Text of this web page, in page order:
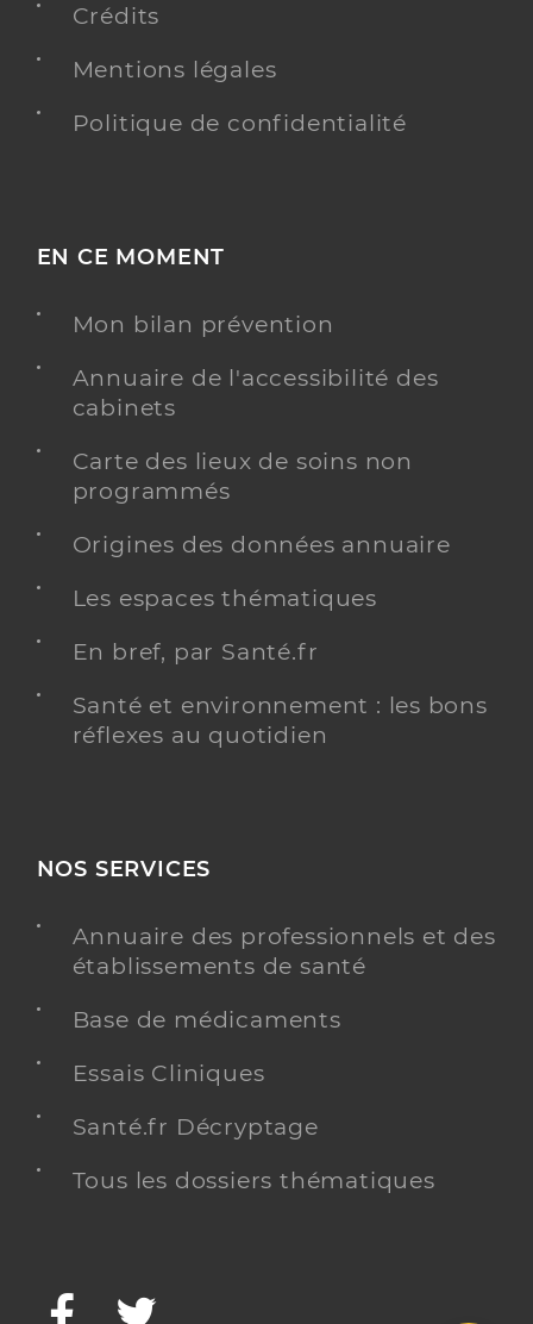
Crédits
Mentions légales
Politique de confidentialité
EN CE MOMENT
Mon bilan prévention
Annuaire de l'accessibilité des
cabinets
Carte des lieux de soins non
programmés
Origines des données annuaire
Les espaces thématiques
En bref, par Santé.fr
Santé et environnement : les bons
réflexes au quotidien
NOS SERVICES
Annuaire des professionnels et des
établissements de santé
Base de médicaments
Essais Cliniques
Santé.fr Décryptage
Tous les dossiers thématiques
Facebook